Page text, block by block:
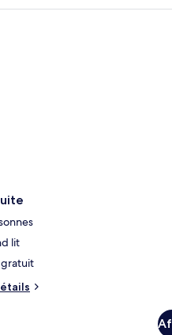
des rideaux.
de chevet, une lampe et une
lit